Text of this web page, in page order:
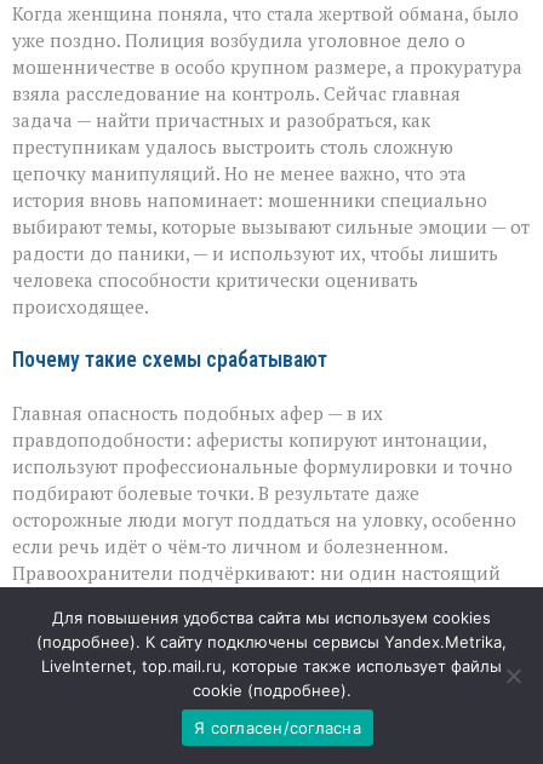
Когда женщина поняла, что стала жертвой обмана, было
уже поздно. Полиция возбудила уголовное дело о
мошенничестве в особо крупном размере, а прокуратура
взяла расследование на контроль. Сейчас главная
задача — найти причастных и разобраться, как
преступникам удалось выстроить столь сложную
цепочку манипуляций. Но не менее важно, что эта
история вновь напоминает: мошенники специально
выбирают темы, которые вызывают сильные эмоции — от
радости до паники, — и используют их, чтобы лишить
человека способности критически оценивать
происходящее.
Почему такие схемы срабатывают
Главная опасность подобных афер — в их
правдоподобности: аферисты копируют интонации,
используют профессиональные формулировки и точно
подбирают болевые точки. В результате даже
осторожные люди могут поддаться на уловку, особенно
если речь идёт о чём‑то личном и болезненном.
Правоохранители подчёркивают: ни один настоящий
просить переводить деньги на «безопасные счета» или
передавать наличные курьерам. Если звучит подобное
требование — это однозначный признак обмана.
Для повышения удобства сайта мы используем cookies
(подробнее). К сайту подключены сервисы Yandex.Metrika,
LiveInternet, top.mail.ru, которые также использует файлы
cookie (подробнее).
Я согласен/согласна